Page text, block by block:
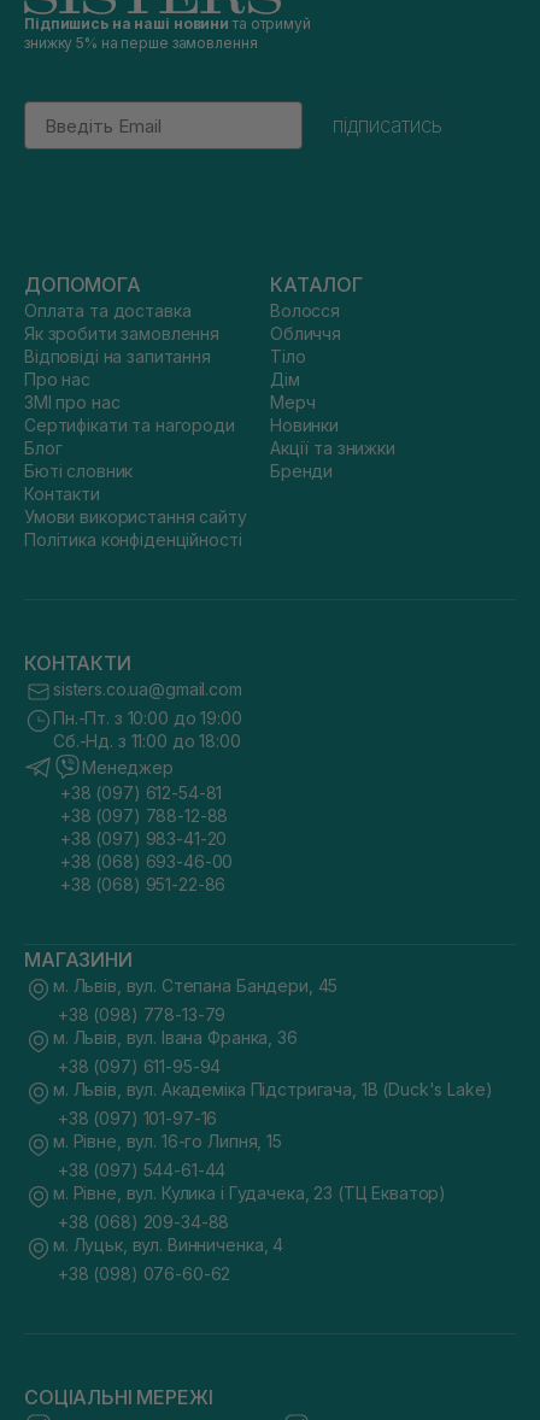
Підпишись на наші новини та отримуй
знижку 5% на перше замовлення
Email
підписатись
ДОПОМОГА
Оплата та доставка
Як зробити замовлення
Відповіді на запитання
Про нас
ЗМІ про нас
Сертифікати та нагороди
Блог
Бюті словник
Контакти
Умови використання сайту
Політика конфіденційності
КАТАЛОГ
Волосся
Обличчя
Тіло
Дім
Мерч
Новинки
Акції та знижки
Бренди
КОНТАКТИ
sisters.co.ua@gmail.com
Пн.-Пт. з 10:00 до 19:00
Сб.-Нд. з 11:00 до 18:00
Менеджер
+38 (097) 612-54-81
+38 (097) 788-12-88
+38 (097) 983-41-20
+38 (068) 693-46-00
+38 (068) 951-22-86
МАГАЗИНИ
м. Львів, вул. Степана Бандери, 45
+38 (098) 778-13-79
м. Львів, вул. Івана Франка, 36
+38 (097) 611-95-94
м. Львів, вул. Академіка Підстригача, 1В (Duck's Lake)
+38 (097) 101-97-16
м. Рівне, вул. 16-го Липня, 15
+38 (097) 544-61-44
м. Рівне, вул. Кулика і Гудачека, 23 (ТЦ Екватор)
+38 (068) 209-34-88
м. Луцьк, вул. Винниченка, 4
+38 (098) 076-60-62
СОЦІАЛЬНІ МЕРЕЖІ